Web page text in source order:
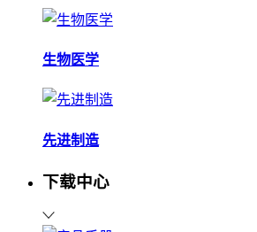
生物医学
先进制造
下载中心